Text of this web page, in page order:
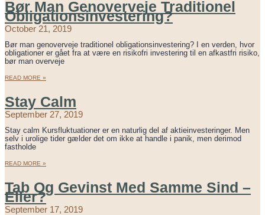
Bør Man Genoverveje Traditionel
Obligationsinvestering?
October 21, 2019
Bør man genoverveje traditionel obligationsinvestering? I en verden, hvor
obligationer er gået fra at være en risikofri investering til en afkastfri risiko,
bør man overveje
READ MORE »
Stay Calm
September 27, 2019
Stay calm Kursfluktuationer er en naturlig del af aktieinvesteringer. Men
selv i urolige tider gælder det om ikke at handle i panik, men derimod
fastholde
READ MORE »
Tab Og Gevinst Med Samme Sind –
Eller?
September 17, 2019